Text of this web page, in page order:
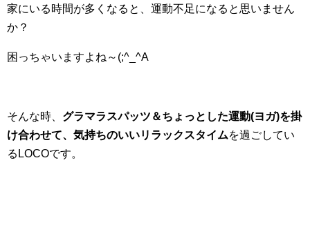
家にいる時間が多くなると、運動不足になると思いません
か？
困っちゃいますよね～(;^_^A
そんな時、 グラマラスパッツ＆ちょっとした運動(ヨガ)を掛
け合わせて、気持ちのいいリラックスタイムを過ごしてい
るLOCOです。